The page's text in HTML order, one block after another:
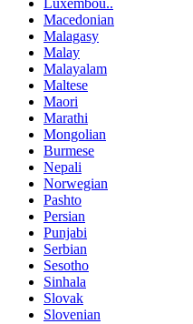
Luxembou..
Macedonian
Malagasy
Malay
Malayalam
Maltese
Maori
Marathi
Mongolian
Burmese
Nepali
Norwegian
Pashto
Persian
Punjabi
Serbian
Sesotho
Sinhala
Slovak
Slovenian